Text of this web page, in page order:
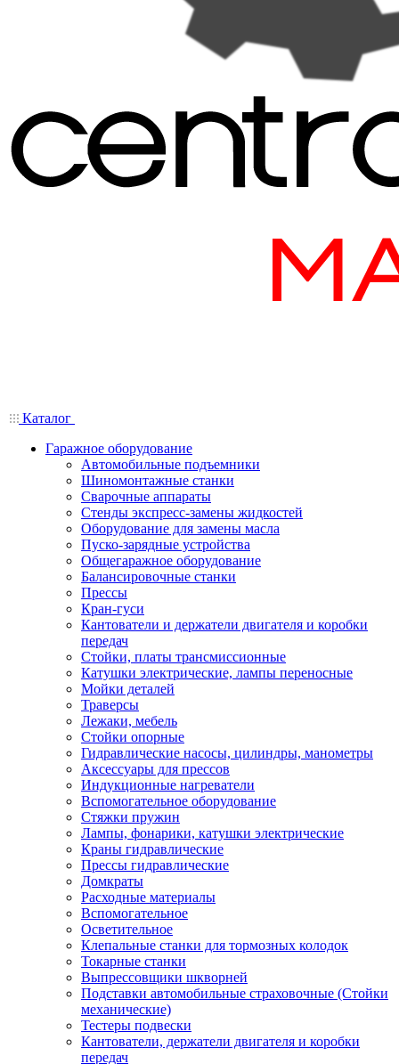
Каталог
Гаражное оборудование
Автомобильные подъемники
Шиномонтажные станки
Сварочные аппараты
Стенды экспресс-замены жидкостей
Оборудование для замены масла
Пуско-зарядные устройства
Общегаражное оборудование
Балансировочные станки
Прессы
Кран-гуси
Кантователи и держатели двигателя и коробки
передач
Стойки, платы трансмиссионные
Катушки электрические, лампы переносные
Мойки деталей
Траверсы
Лежаки, мебель
Стойки опорные
Гидравлические насосы, цилиндры, манометры
Аксессуары для прессов
Индукционные нагреватели
Вспомогательное оборудование
Стяжки пружин
Лампы, фонарики, катушки электрические
Краны гидравлические
Прессы гидравлические
Домкраты
Расходные материалы
Вспомогательное
Осветительное
Клепальные станки для тормозных колодок
Токарные станки
Выпрессовщики шкворней
Подставки автомобильные страховочные (Стойки
механические)
Тестеры подвески
Кантователи, держатели двигателя и коробки
передач